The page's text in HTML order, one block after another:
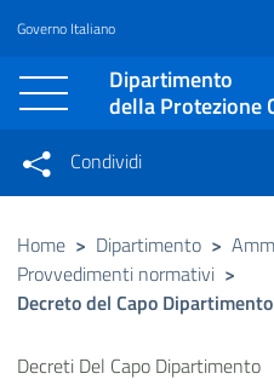
Vai al contenuto principale
Raggiungi il piè di pagina
Governo Italiano
Dipartimento
della Protezione
Condividi su
Condividi su
Condividi su
Condividi
Condividi sui social network
Home > Dipartimento >
Provvedimenti normativi >
Decreto del Capo
Decreti Del Capo Dipartimento